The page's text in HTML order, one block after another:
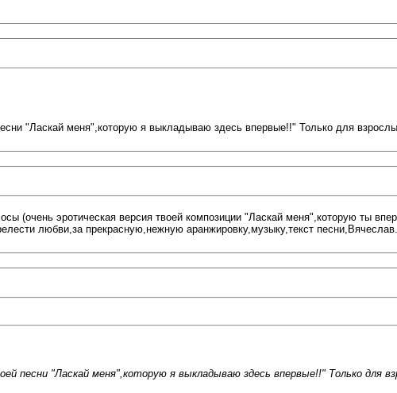
"Ласкай меня",которую я выкладываю здесь впервые!!" Только для
(очень эротическая версия твоей композиции "Ласкай меня",которую ты
любви,за прекрасную,нежную аранжировку,музыку,текст
песни "Ласкай меня",которую я выкладываю здесь впервые!!" Только для